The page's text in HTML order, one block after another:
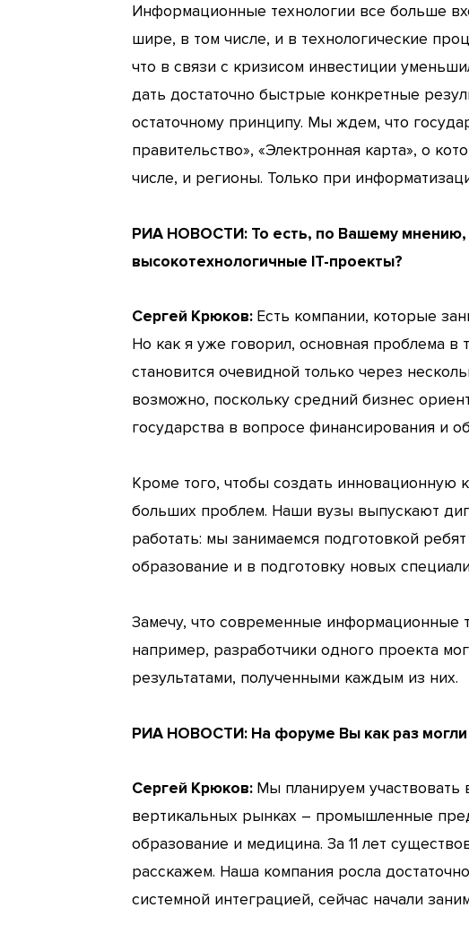
Информационные технологии все больше
шире, в том числе, и в технологические
что в связи с кризисом инвестиции
дать достаточно быстрые конкретные
остаточному принципу. Мы ждем, что
правительство», «Электронная карта», о
числе, и регионы. Только при
РИА НОВОСТИ: То есть, по Вашему мнению,
высокотехнологичные IT-проекты?
Сергей Крюков: Есть компании, которые
Но как я уже говорил, основная проблема в
становится очевидной только через
возможно, поскольку средний бизнес
государства в вопросе финансирования и
Кроме того, чтобы создать
больших проблем. Наши вузы выпускают
работать: мы занимаемся подготовкой
образование и в подготовку новых
Замечу, что современные информационные
например, разработчики одного проекта
результатами, полученными каждым из них.
РИА НОВОСТИ: На форуме Вы как раз
Сергей Крюков: Мы планируем
вертикальных рынках – промышленные
образование и медицина. За 11 лет
расскажем. Наша компания росла
системной интеграцией, сейчас начали